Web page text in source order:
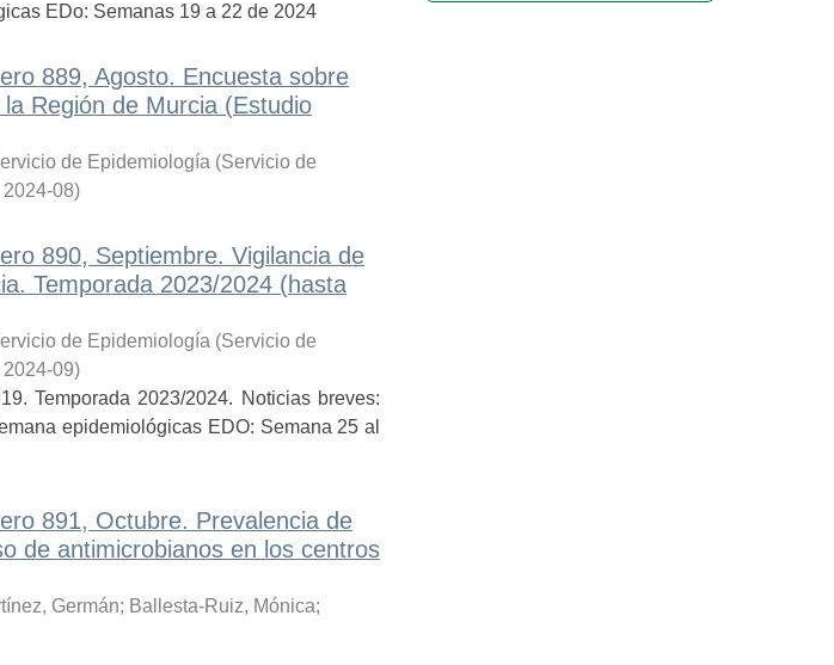
EDo: Semanas 19 a 22 de 2024
889, Agosto. Encuesta sobre
Región de Murcia (Estudio
de Epidemiología (Servicio de
2024-08)
890, Septiembre. Vigilancia de
Temporada 2023/2024 (hasta
de Epidemiología (Servicio de
2024-09)
Temporada 2023/2024. Noticias breves:
epidemiológicas EDO: Semana 25 al
891, Octubre. Prevalencia de
de antimicrobianos en los centros
Germán; Ballesta-Ruiz, Mónica;